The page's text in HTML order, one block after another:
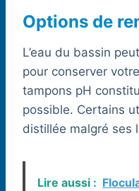
Options de
L’eau du bassin
pour conserver votre
tampons pH
possible. Certains
distillée malgré ses
Lire aussi :